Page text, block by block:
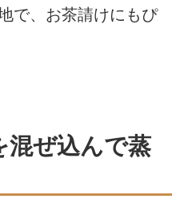
で、お茶請けにもぴ
混ぜ込んで蒸